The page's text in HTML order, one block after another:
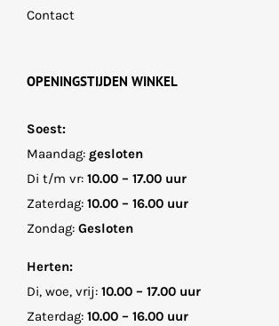
Contact
OPENINGSTIJDEN WINKEL
Soest:
Maandag: gesloten
Di t/m vr: 10.00 – 17.00 uur
Zaterdag: 10.00 – 16.00 uur
Zondag: Gesloten
Herten:
Di, woe, vrij: 10.00 – 17.00 uur
Zaterdag: 10.00 – 16.00 uur